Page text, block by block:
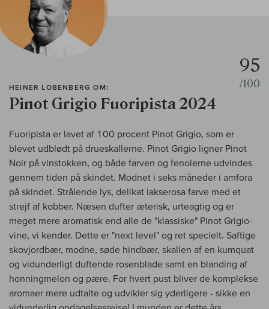
HEINER LOBENBERG OM:
Pinot Grigio Fuoripista 2024
95
/100
Fuoripista er lavet af 100 procent Pinot Grigio, som er
blevet udblødt på drueskallerne. Pinot Grigio ligner Pinot
Noir på vinstokken, og både farven og fenolerne udvindes
gennem tiden på skindet. Modnet i seks måneder i amfora
på skindet. Strålende lys, delikat lakserosa farve med et
strejf af kobber. Næsen dufter æterisk, urteagtig og er
meget mere aromatisk end alle de "klassiske" Pinot Grigio-
vine, vi kender. Dette er "next level" og ret specielt. Saftige
skovjordbær, modne, søde hindbær, skallen af en kumquat
og vidunderligt duftende rosenblade samt en blanding af
honningmelon og pære. For hvert pust bliver de komplekse
aromaer mere udtalte og udvikler sig yderligere - sikke en